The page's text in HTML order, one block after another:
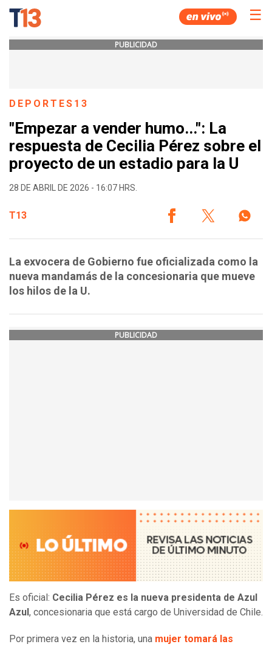
☰
PUBLICIDAD
DEPORTES13
"Empezar a vender humo...": La
respuesta de Cecilia Pérez sobre el
proyecto de un estadio para la U
28 DE ABRIL DE 2026 - 16:07 HRS.
T13
La exvocera de Gobierno fue oficializada como la
nueva mandamás de la concesionaria que mueve
los hilos de la U.
PUBLICIDAD
Es oficial: Cecilia Pérez es la nueva presidenta de Azul
Azul, concesionaria que está cargo de Universidad de Chile.
Por primera vez en la historia, una mujer tomará las